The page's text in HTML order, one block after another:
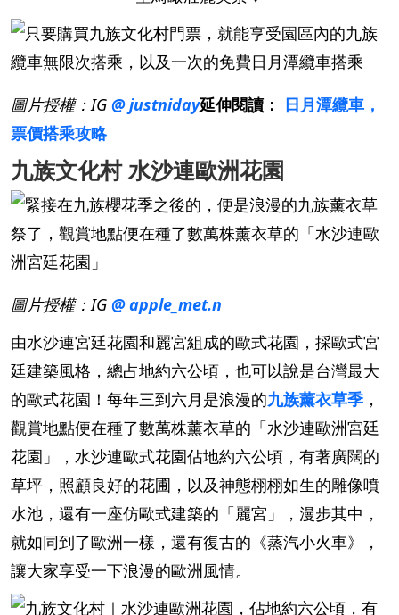
圖片授權：IG @ justniday延伸閱讀： 日月潭纜車，
票價搭乘攻略
九族文化村 水沙連歐洲花園
圖片授權：IG @ apple_met.n
由水沙連宮廷花園和麗宮組成的歐式花園，採歐式宮
廷建築風格，總占地約六公頃，也可以說是台灣最大
的歐式花園！每年三到六月是浪漫的九族薰衣草季 ，
觀賞地點便在種了數萬株薰衣草的「水沙連歐洲宮廷
花園」，水沙連歐式花園佔地約六公頃，有著廣闊的
草坪，照顧良好的花圃，以及神態栩栩如生的雕像噴
水池，還有一座仿歐式建築的「麗宮」，漫步其中，
就如同到了歐洲一樣，還有復古的《蒸汽小火車》，
讓大家享受一下浪漫的歐洲風情。